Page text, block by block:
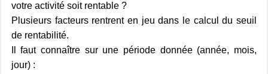
votre activité soit rentable ?
Plusieurs facteurs rentrent en jeu dans le calcul du seuil
de rentabilité.
Il faut connaître sur une période donnée (année, mois,
jour) :